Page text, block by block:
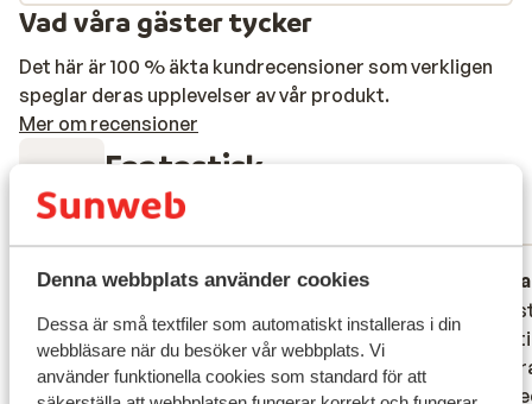
Denna webbplats använder cookies
Dessa är små textfiler som automatiskt installeras i din
webbläsare när du besöker vår webbplats. Vi
använder funktionella cookies som standard för att
Vad våra gäster tycker
Det här är 100 % äkta kundrecensioner som verkligen
speglar deras upplevelser av vår produkt.
Mer om recensioner
8.6 Fantastisk
10 omdömen
9.0 Fantastisk
18 maj 2026
Wij hadden een executive kamer met
zeezicht geboekt, deze was perfect,
schoon, netjes, ruim, elke dag schone
handdoeken, geregeld schoon
Wij hadden een executive kamer met
zeezicht geboekt, deze was perfect,
schoon, netjes, ruim, elke dag schone
handdoeken, geregeld schoon
en
en